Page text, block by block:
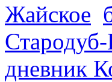
Жайское
дневник